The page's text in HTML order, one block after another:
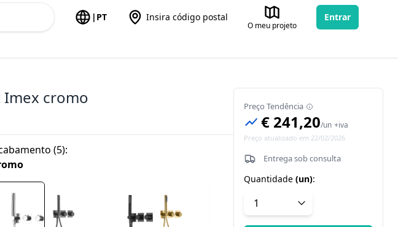
| PT Insira código postal
O meu projeto
Entrar
cromo
(5):
Preço Tendência
€ 241,20/un +iva
Preço atualizado em 22/02/2026
Entrega sob consulta
Quantidade (un):